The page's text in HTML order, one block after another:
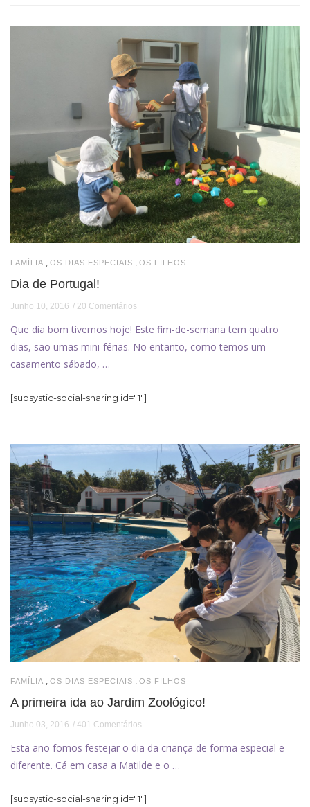
FAMÍLIA , OS DIAS ESPECIAIS , OS FILHOS
Dia de Portugal!
Junho 10, 2016 20 Comentários
Que dia bom tivemos hoje! Este fim-de-semana tem quatro
dias, são umas mini-férias. No entanto, como temos um
casamento sábado, …
[supsystic-social-sharing id="1"]
FAMÍLIA OS DIAS ESPECIAIS OS FILHOS
A primeira ida ao Jardim Zoológico!
Junho 03, 2016 401 Comentários
Esta ano fomos festejar o dia da criança de forma especial e
diferente. Cá em casa a Matilde e o …
[supsystic-social-sharing id="1"]